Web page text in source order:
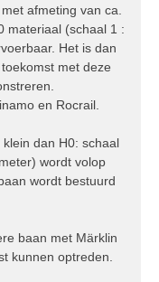
afmeting van ca.
materiaal (schaal 1 :
Het is dan
met deze
en Rocrail.
dan H0: schaal
wordt volop
wordt bestuurd
baan met Märklin
kunnen optreden.